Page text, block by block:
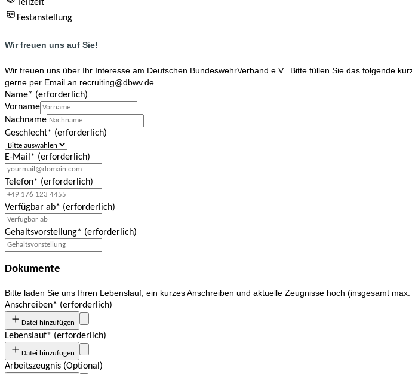
Teilzeit
Festanstellung
Wir freuen uns auf Sie!
Wir freuen uns über Ihr Interesse am Deutschen BundeswehrVerband e.V.. Bitte füllen Sie das folgende
gerne per Email an recruiting@dbwv.de.
Name* (erforderlich)
Vorname
Nachname
Geschlecht* (erforderlich)
E-Mail * (erforderlich)
Telefon* (erforderlich)
Verfügbar ab* (erforderlich)
Gehaltsvorstellung* (erforderlich)
Dokumente
Bitte laden Sie uns Ihren Lebenslauf, ein kurzes Anschreiben und aktuelle Zeugnisse hoch (insgesamt max.
Anschreiben* (erforderlich)
Datei hinzufügen
Lebenslauf* (erforderlich)
Datei hinzufügen
Arbeitszeugnis (Optional )